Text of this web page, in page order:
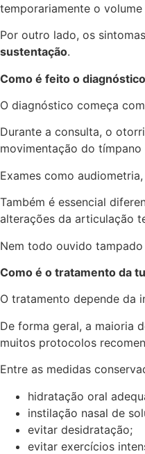
temporariamente o
Por outro lado, os
sustentação.
Como é feito o
O diagnóstico começa
Durante a consulta, o
movimentação do
Exames como
Também é essencial
alterações da articulação
Nem todo ouvido
Como é o tratamento da
O tratamento depende da
De forma geral, a maioria
muitos protocolos
Entre as medidas
hidratação oral
instilação nasal de
evitar desidratação;
evitar exercícios